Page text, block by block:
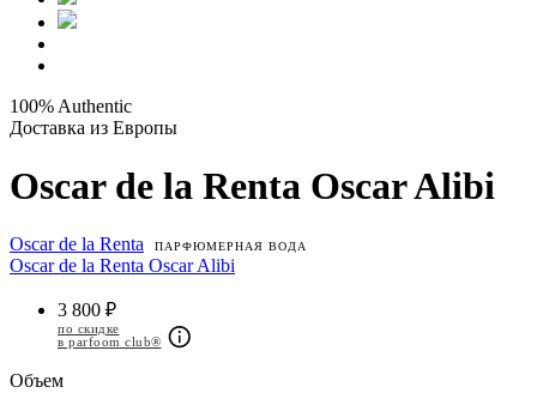
100% Authentic
Доставка из Европы
Oscar de la Renta Oscar Alibi
Oscar de la Renta ПАРФЮМЕРНАЯ ВОДА
Oscar de la Renta Oscar Alibi
3 800 ₽
по скидке
в parfoom club®
Объем